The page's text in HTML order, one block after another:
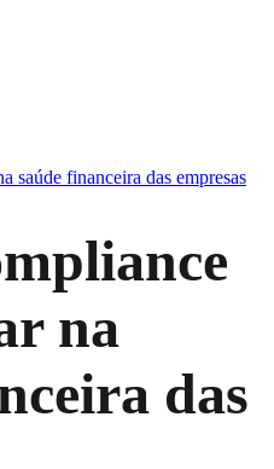
saúde financeira das empresas
na
das